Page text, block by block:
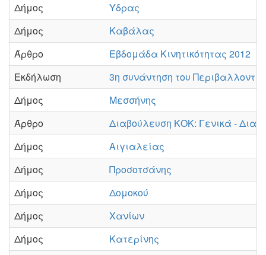
Δήμος
Υδρας
Δήμος
Καβάλας
Άρθρο
Εβδομάδα Κινητικότητας 2012
Εκδήλωση
3η συνάντηση του
Δήμος
Μεσσήνης
Άρθρο
Διαβούλευση ΚΟΚ: Γενικά -
Δήμος
Αιγιαλείας
Δήμος
Προσοτσάνης
Δήμος
Δομοκού
Δήμος
Χανίων
Δήμος
Κατερίνης